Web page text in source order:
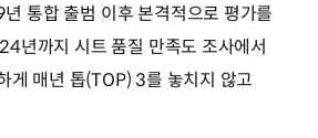
통합 출범 이후 본격적으로 평가를
년까지 시트 품질 만족도 조사에서
게 매년 톱(TOP) 3를 놓치지 않고